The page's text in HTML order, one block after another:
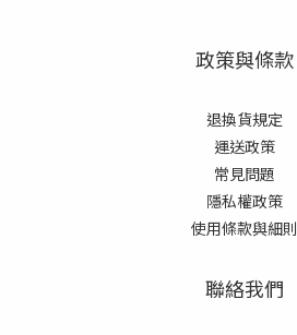
政策與條款
退換貨規定
運送政策
常見問題
隱私權政策
使用條款與細則
聯絡我們